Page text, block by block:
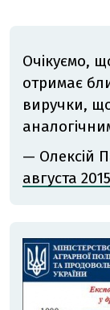
Очікуємо,
отримає
виручки,
— Олексій
августа 2015